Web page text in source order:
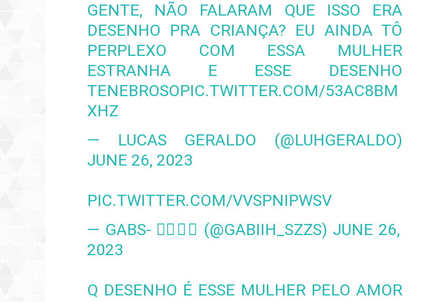
GENTE, NÃO FALARAM QUE ISSO ERA
DESENHO PRA CRIANÇA? EU AINDA TÔ
PERPLEXO COM ESSA MULHER
ESTRANHA E ESSE DESENHO
TENEBROSOPIC.TWITTER.COM/53AC8BM
XHZ
— LUCAS GERALDO (@LUHGERALDO)
JUNE 26, 2023
PIC.TWITTER.COM/VVSPNIPWSV
— GABS- 🏳️‍🌈🇧🇷 (@GABIIH_SZZS) JUNE 26,
2023
Q DESENHO É ESSE MULHER PELO AMOR